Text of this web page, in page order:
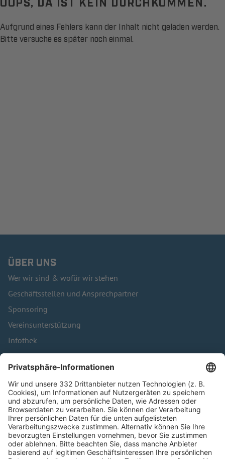
Aufgrund eines Fehlers kann der Inhalt nicht geladen werden.
Bitte versuche es später noch einmal.
ÜBER UNS
Wer wir sind & wofür wir stehen
Geschäftsstellen und Ansprechpartner
Sponsoring
Vereinsunterstützung
Infothek
Kontakt
HÄUFIG BESUCHTE SEITEN
Pässe und Vereinswechsel
Trainerausbildung
Schulungsangebot Vereinsmitarbeiter
BFV-Geschäftsstellen